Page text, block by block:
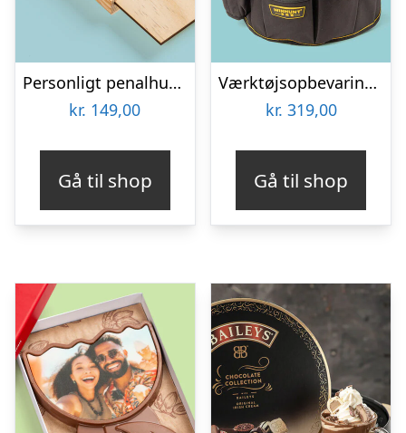
Personligt penalhus med foto & tekst
kr. 149,00
Gå til shop
Værktøjsopbevaring til spand
kr. 319,00
Gå til shop